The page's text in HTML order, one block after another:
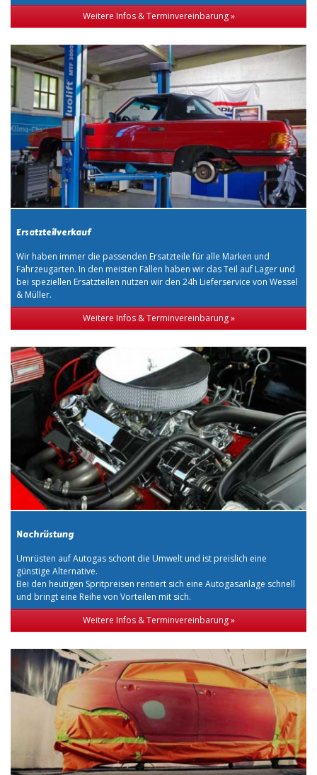
Weitere Infos & Terminvereinbarung »
Ersatzteilverkauf
Wir haben immer die passenden Ersatzteile für alle Marken und
Fahrzeugarten. In den meisten Fällen haben wir das Teil auf Lager und
bei speziellen Ersatzteilen nutzen wir den 24h Lieferservice von Wessel
& Müller.
Weitere Infos & Terminvereinbarung »
Nachrüstung
Umrüsten auf Autogas schont die Umwelt und ist preislich eine
günstige Alternative.
Bei den heutigen Spritpreisen rentiert sich eine Autogasanlage schnell
und bringt eine Reihe von Vorteilen mit sich.
Weitere Infos & Terminvereinbarung »